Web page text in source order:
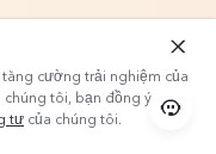
cường trải nghiệm của
chúng tôi, bạn đồng ý với
tư của chúng tôi.